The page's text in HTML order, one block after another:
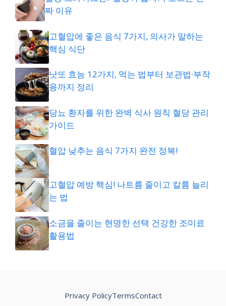
짜 이유
고혈압에 좋은 음식 7가지, 의사가 말하는
핵심 식단
낫또 효능 12가지, 먹는 법부터 보관법·부작
용까지 정리
당뇨 환자를 위한 완벽 식사 원칙 혈당 관리
가이드
혈압 낮추는 음식 7가지 완전 정복!
고혈압 예방 핵심! 나트륨 줄이고 칼륨 늘리
는 법
소금을 줄이는 현명한 선택 건강한 조미료
활용법
Privacy PolicyTermsContact